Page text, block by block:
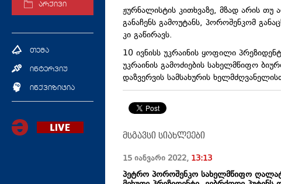
არქივი
თემა
ინტერვიუ
ინქვიზიცია
ჟურნალისტის კითხვაზე, მზად არის თუ
განაჩენს გამოუტანს, პოროშენკომ
კი გაწირავს.
10 ივნისს უკრაინის ყოფილი
უკრაინის გამოძიების სახელმწიფო
დაზვერვის სამსახურის
მსგავსი სიახლეები
15 იანვარი 2022, 13:13
პეტრო პოროშენკო სახელმწიფო